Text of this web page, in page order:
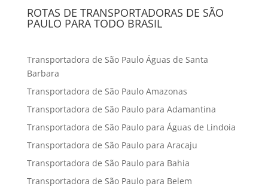
ROTAS DE TRANSPORTADORAS DE SÃO
PAULO PARA TODO BRASIL
Transportadora de São Paulo Águas de Santa
Barbara
Transportadora de São Paulo Amazonas
Transportadora de São Paulo para Adamantina
Transportadora de São Paulo para Águas de Lindoia
Transportadora de São Paulo para Aracaju
Transportadora de São Paulo para Bahia
Transportadora de São Paulo para Belem